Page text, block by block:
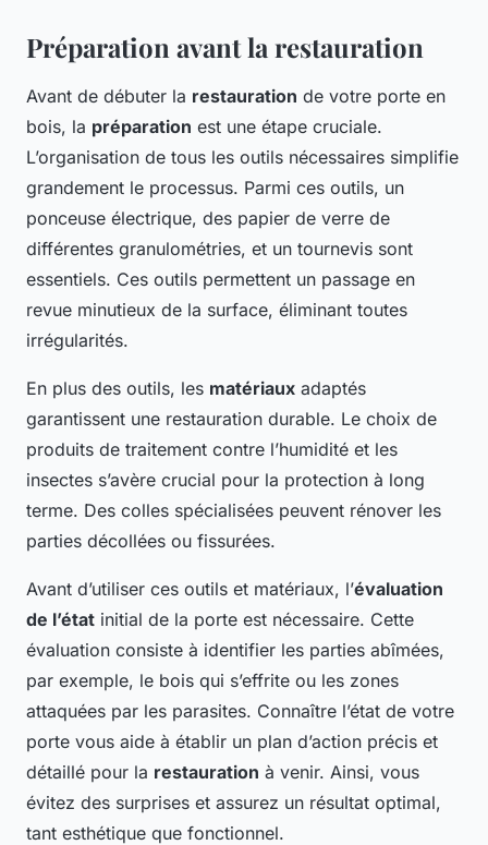
Préparation avant la restauration
Avant de débuter la restauration de votre porte en
bois, la préparation est une étape cruciale.
L’organisation de tous les outils nécessaires simplifie
grandement le processus. Parmi ces outils, un
ponceuse électrique, des papier de verre de
différentes granulométries, et un tournevis sont
essentiels. Ces outils permettent un passage en
revue minutieux de la surface, éliminant toutes
irrégularités.
En plus des outils, les matériaux adaptés
garantissent une restauration durable. Le choix de
produits de traitement contre l’humidité et les
insectes s’avère crucial pour la protection à long
terme. Des colles spécialisées peuvent rénover les
parties décollées ou fissurées.
Avant d’utiliser ces outils et matériaux, l’évaluation
de l’état initial de la porte est nécessaire. Cette
évaluation consiste à identifier les parties abîmées,
par exemple, le bois qui s’effrite ou les zones
attaquées par les parasites. Connaître l’état de votre
porte vous aide à établir un plan d’action précis et
détaillé pour la restauration à venir. Ainsi, vous
évitez des surprises et assurez un résultat optimal,
tant esthétique que fonctionnel.